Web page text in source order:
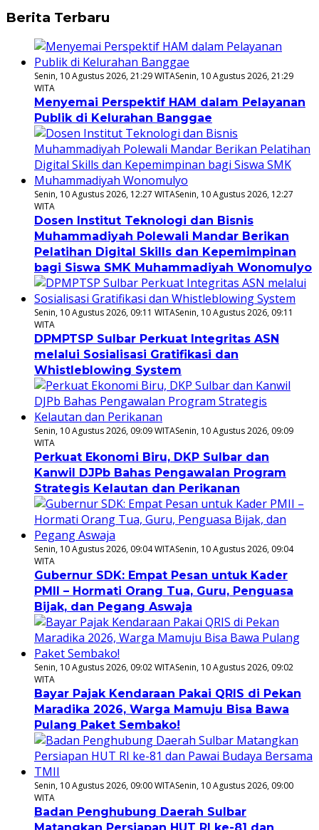
Berita Terbaru
Senin, 10 Agustus 2026, 21:29 WITASenin, 10 Agustus 2026, 21:29
WITA
Menyemai Perspektif HAM dalam Pelayanan
Publik di Kelurahan Banggae
Senin, 10 Agustus 2026, 12:27 WITASenin, 10 Agustus 2026, 12:27
WITA
Dosen Institut Teknologi dan Bisnis
Muhammadiyah Polewali Mandar Berikan
Pelatihan Digital Skills dan Kepemimpinan
bagi Siswa SMK Muhammadiyah Wonomulyo
Senin, 10 Agustus 2026, 09:11 WITASenin, 10 Agustus 2026, 09:11
WITA
DPMPTSP Sulbar Perkuat Integritas ASN
melalui Sosialisasi Gratifikasi dan
Whistleblowing System
Senin, 10 Agustus 2026, 09:09 WITASenin, 10 Agustus 2026, 09:09
WITA
Perkuat Ekonomi Biru, DKP Sulbar dan
Kanwil DJPb Bahas Pengawalan Program
Strategis Kelautan dan Perikanan
Senin, 10 Agustus 2026, 09:04 WITASenin, 10 Agustus 2026, 09:04
WITA
Gubernur SDK: Empat Pesan untuk Kader
PMII – Hormati Orang Tua, Guru, Penguasa
Bijak, dan Pegang Aswaja
Senin, 10 Agustus 2026, 09:02 WITASenin, 10 Agustus 2026, 09:02
WITA
Bayar Pajak Kendaraan Pakai QRIS di Pekan
Maradika 2026, Warga Mamuju Bisa Bawa
Pulang Paket Sembako!
Senin, 10 Agustus 2026, 09:00 WITASenin, 10 Agustus 2026, 09:00
WITA
Badan Penghubung Daerah Sulbar